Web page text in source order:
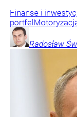
Finanse i
portfel
Radosław